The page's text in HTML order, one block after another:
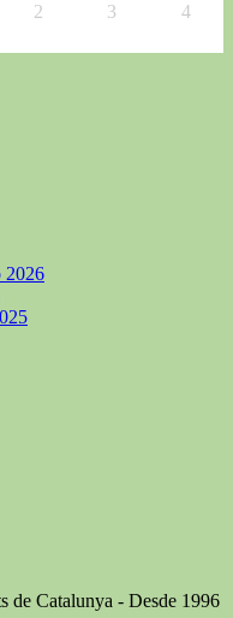
2 3 4
2026
de Catalunya - Desde 1996